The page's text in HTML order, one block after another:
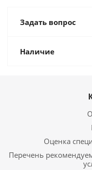
Задать вопрос
Наличие
Оценка
Перечень